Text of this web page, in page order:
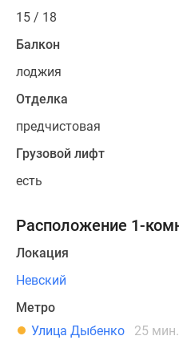
15 / 18
Балкон
лоджия
Отделка
предчистовая
Грузовой лифт
есть
Расположение 1-
Локация
Невский
Метро
Улица Дыбенко
25 мин.